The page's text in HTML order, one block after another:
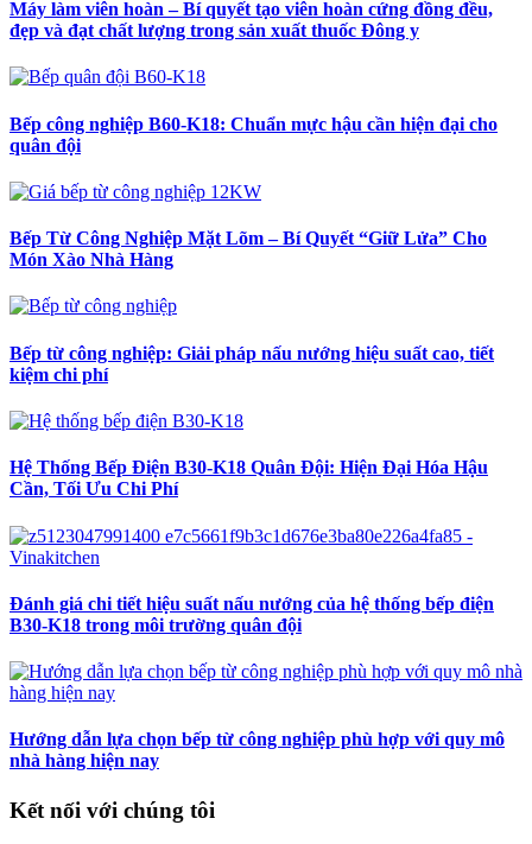
Máy làm viên hoàn – Bí quyết tạo viên hoàn cứng đồng đều,
đẹp và đạt chất lượng trong sản xuất thuốc Đông y
Bếp công nghiệp B60-K18: Chuẩn mực hậu cần hiện đại cho
quân đội
Bếp Từ Công Nghiệp Mặt Lõm – Bí Quyết “Giữ Lửa” Cho
Món Xào Nhà Hàng
Bếp từ công nghiệp: Giải pháp nấu nướng hiệu suất cao, tiết
kiệm chi phí
Hệ Thống Bếp Điện B30-K18 Quân Đội: Hiện Đại Hóa Hậu
Cần, Tối Ưu Chi Phí
Đánh giá chi tiết hiệu suất nấu nướng của hệ thống bếp điện
B30-K18 trong môi trường quân đội
Hướng dẫn lựa chọn bếp từ công nghiệp phù hợp với quy mô
nhà hàng hiện nay
Kết nối với chúng tôi